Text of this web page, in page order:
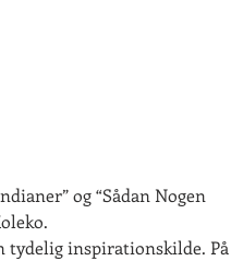
og “Sådan Nogen
tydelig inspirationskilde. På